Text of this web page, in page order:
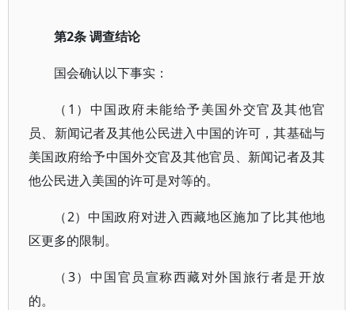
第2条 调查结论
国会确认以下事实：
（1）中国政府未能给予美国外交官及其他官
员、新闻记者及其他公民进入中国的许可，其基础与
美国政府给予中国外交官及其他官员、新闻记者及其
他公民进入美国的许可是对等的。
（2）中国政府对进入西藏地区施加了比其他地
区更多的限制。
（3）中国官员宣称西藏对外国旅行者是开放
的。